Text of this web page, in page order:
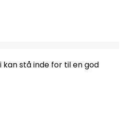
stå inde for til en god